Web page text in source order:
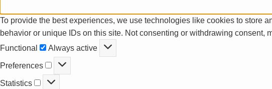
To provide the best experiences, we use technologies like cookies to store
behavior or unique IDs on this site. Not consenting or withdrawing consent,
Functional
Functional
Always active
Preferences Preferences
Statistics Statistics